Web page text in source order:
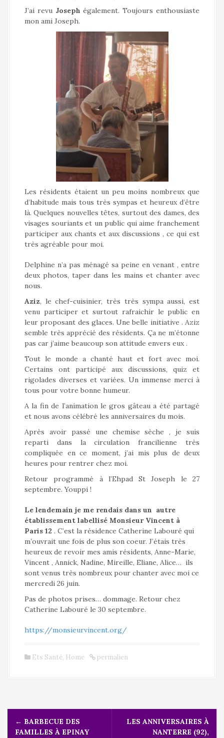
J’ai revu Joseph également. Toujours enthousiaste
mon ami Joseph.
Les résidents étaient un peu moins nombreux que
d’habitude mais tous très sympas et heureux d’être
là. Quelques nouvelles têtes, surtout des dames, des
visages souriants et un public qui aime franchement
participer aux chants et aux discussions , ce qui est
très agréable pour moi.
Delphine n’a pas ménagé sa peine en venant , entre
deux photos, taper dans les mains et chanter avec
nous.
Aziz, le chef-cuisinier, très très sympa aussi, est
venu participer et surtout rafraichir le public en
leur proposant des glaces. Une belle initiative . Aziz
semble très apprécié des résidents. Ça ne m’étonne
pas car j’aime beaucoup son attitude envers eux .
Tout le monde a chanté haut et fort avec moi.
Certains ont participé aux discussions, quiz et
rigolades diverses et variées. Un immense merci à
tous pour votre bonne humeur.
A la fin de l’animation le gros gâteau a été partagé
et nous avons célébré les anniversaires du mois.
Après avoir passé une chemise sèche , je suis
reparti dans la circulation francilienne très
compliquée en ce moment, j’ai mis plus de deux
heures pour rentrer chez moi.
Retour programmé à l’Ehpad St Joseph le 27
septembre. Youppi !
Le lendemain je me rendais dans un autre
établissement labellisé Monsieur Vincent à
Paris 12 . C’est la résidence Catherine Labouré qui
m’ouvrait une fois de plus son coeur. J’étais très
heureux de revoir mes amis résidents, Anne-Marie,
Vincent , Annick, Nadine, Mireille, Eliane, Alice… ils
sont venus très nombreux pour chanter avec moi ce
mercredi 26 juin.
Pas de photos prises… dommage. Retour chez
Catherine Labouré le 30 septembre.
https://monsieurvincent.org/
Ets Santé, Home permalien
← BARBECUE DES
FAMILLES À EPINAY
LES ANNIVERSAIRES À
NANTERRE (92),